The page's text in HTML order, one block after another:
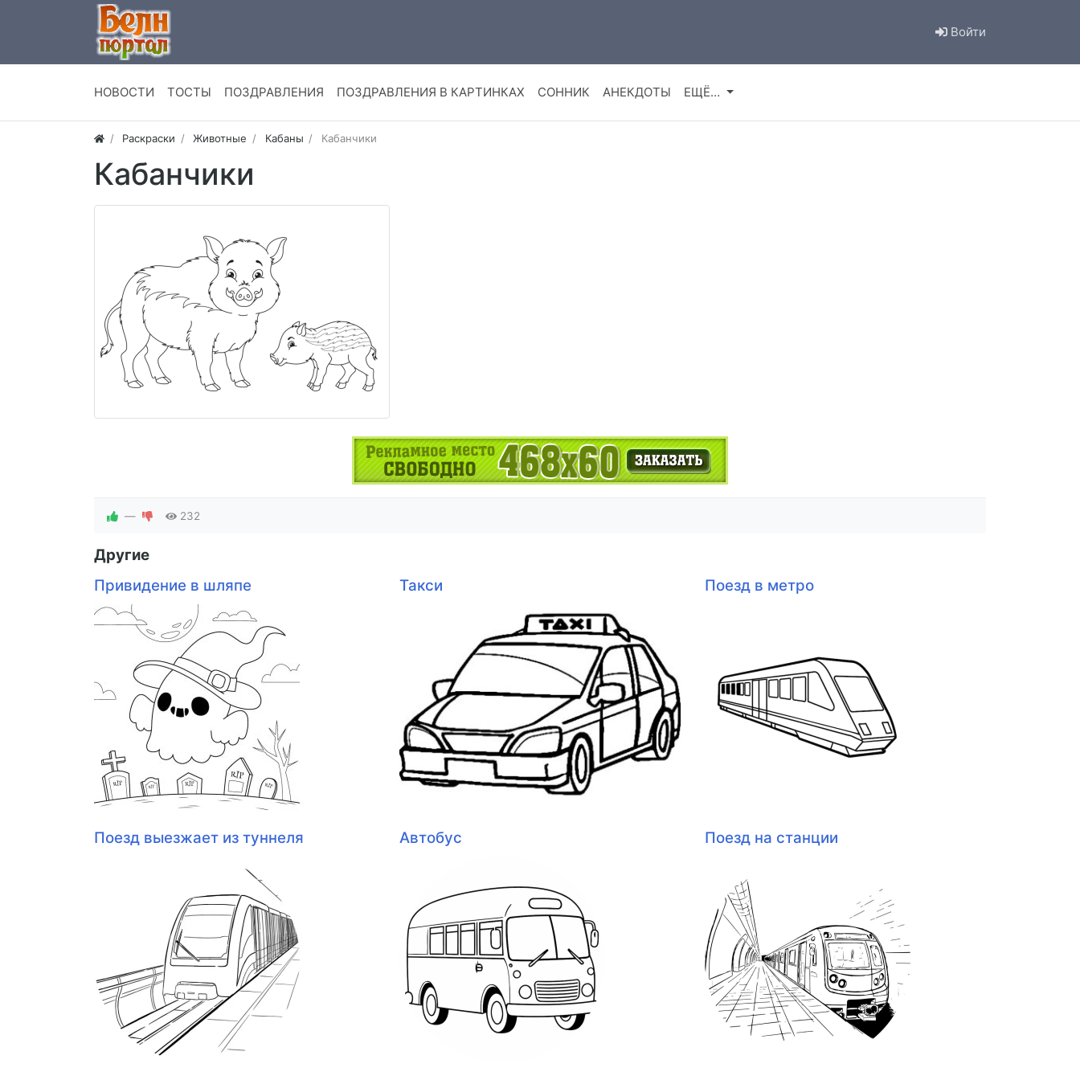
Войти
НОВОСТИ ТОСТЫ ПОЗДРАВЛЕНИЯ ПОЗДРАВЛЕНИЯ В КАРТИНКАХ СОННИК АНЕКДОТЫ ЕЩЁ…
Раскраски Животные Кабаны Кабанчики
Кабанчики
— 232
Другие
Привидение в шляпе
Такси Поезд в метро
Поезд выезжает из туннеля Автобус Поезд на станции